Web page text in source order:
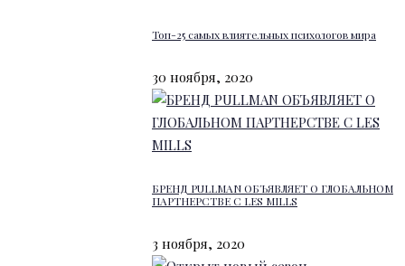
Топ-25 самых влиятельных психологов мира
30 ноября, 2020
БРЕНД PULLMAN ОБЪЯВЛЯЕТ О ГЛОБАЛЬНОМ
ПАРТНЕРСТВЕ С LES MILLS
3 ноября, 2020